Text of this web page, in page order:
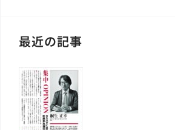
最近の記事